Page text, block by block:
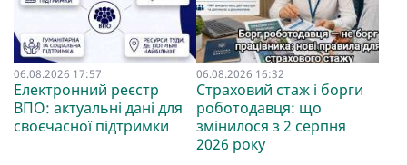
06.08.2026 17:57
Електронний реєстр
ВПО: актуальні дані для
своєчасної підтримки
06.08.2026 16:32
Страховий стаж і борги
роботодавця: що
змінилося з 2 серпня
2026 року